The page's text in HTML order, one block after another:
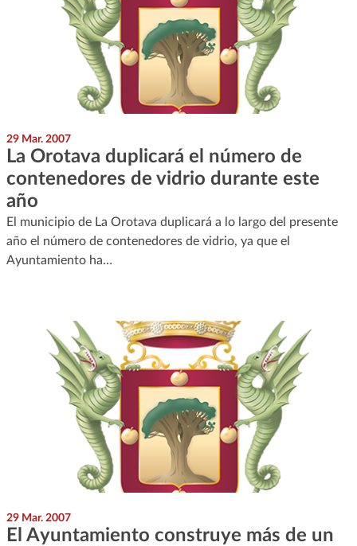
29 Mar. 2007
La Orotava duplicará el número de
contenedores de vidrio durante este
año
El municipio de La Orotava duplicará a lo largo del presente
año el número de contenedores de vidrio, ya que el
Ayuntamiento ha…
29 Mar. 2007
El Ayuntamiento construye más de un